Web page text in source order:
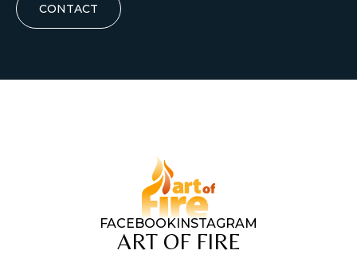
CONTACT
FACEBOOKINSTAGRAM
ART OF FIRE